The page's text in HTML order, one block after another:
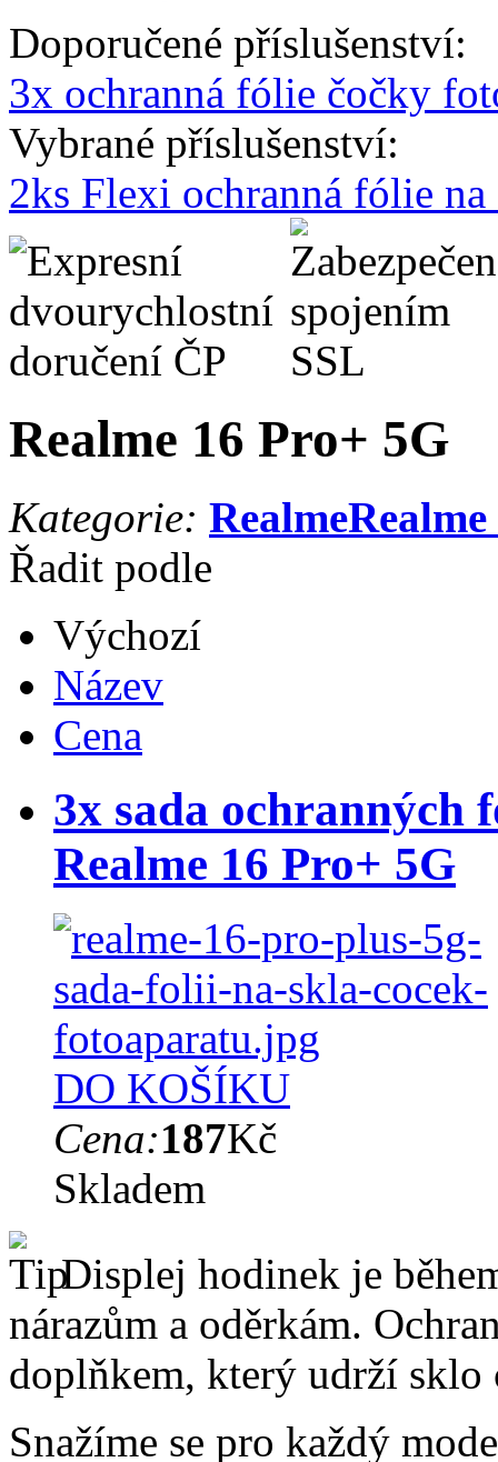
Doporučené příslušenství:
3x ochranná fólie čočky
Vybrané příslušenství:
2ks Flexi ochranná fólie
Realme 16 Pro+ 5G
Kategorie: Realme
Řadit podle
Výchozí
Název
Cena
3x sada ochranných
Realme 16 Pro+ 5G
DO KOŠÍKU
Cena:187Kč
Skladem
Displej hodinek je
nárazům a oděrkám.
doplňkem, který udrží sklo
Snažíme se pro každý